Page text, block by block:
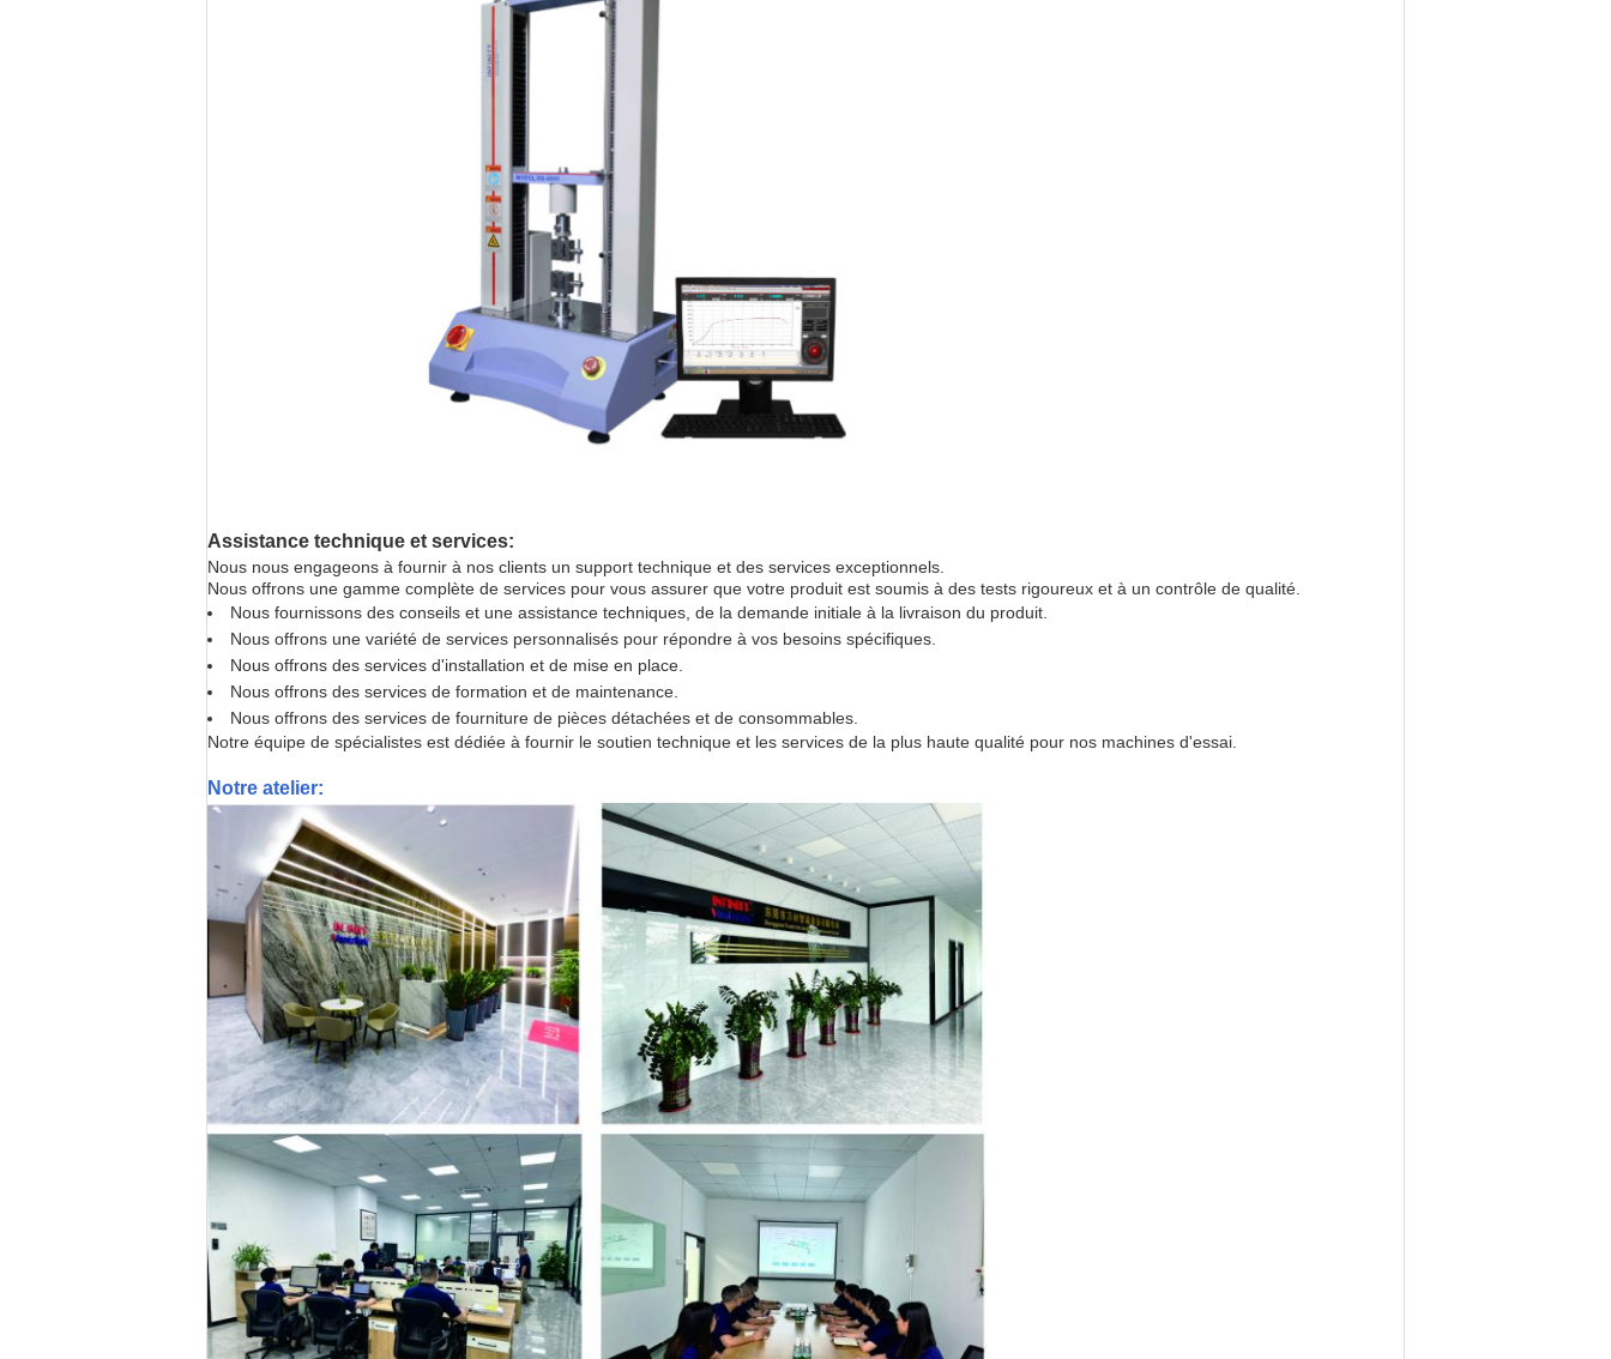
Assistance technique et services:
Nous nous engageons à fournir à nos clients un support technique et des services exceptionnels.
Nous offrons une gamme complète de services pour vous assurer que votre produit est soumis à des tests rigoureux et à un contrôle de qualité.
Nous fournissons des conseils et une assistance techniques, de la demande initiale à la livraison du produit.
Nous offrons une variété de services personnalisés pour répondre à vos besoins spécifiques.
Nous offrons des services d'installation et de mise en place.
Nous offrons des services de formation et de maintenance.
Nous offrons des services de fourniture de pièces détachées et de consommables.
Notre équipe de spécialistes est dédiée à fournir le soutien technique et les services de la plus haute qualité pour nos machines d'essai.
Notre atelier: